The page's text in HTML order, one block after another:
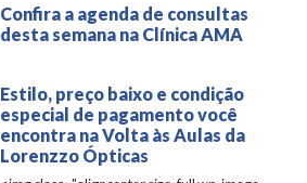
Confira a agenda de consultas
desta semana na Clínica AMA
Estilo, preço baixo e condição
especial de pagamento você
encontra na Volta às Aulas da
Lorenzzo Ópticas